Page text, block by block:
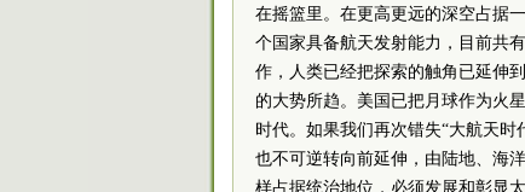
在摇篮里。在更高更远的深空占据
个国家具备航天发射能力，目前共
作，人类已经把探索的触角已延伸
的大势所趋。美国已把月球作为火
时代。如果我们再次错失“大航天
也不可逆转向前延伸，由陆地、海
样占据统治地位，必须发展和彰显